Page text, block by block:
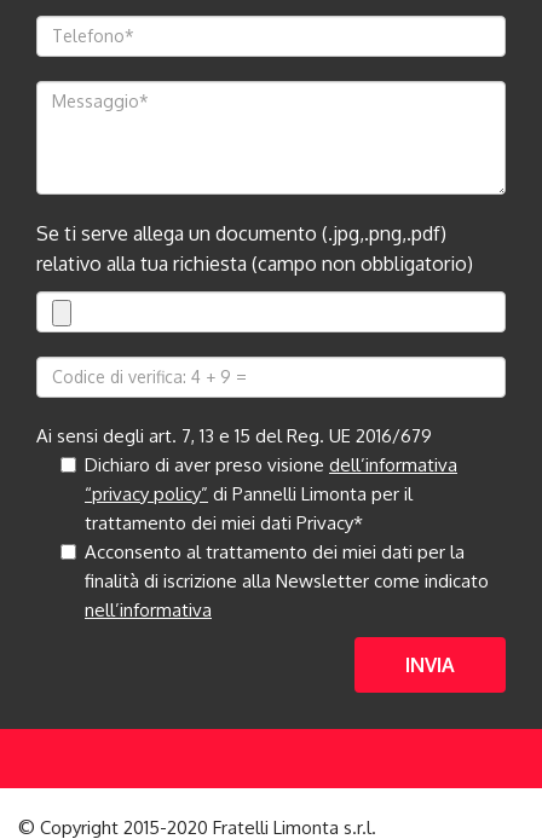
Se ti serve allega un documento (.jpg,.png,.pdf)
relativo alla tua richiesta (campo non obbligatorio)
Ai sensi degli art. 7, 13 e 15 del Reg. UE 2016/679
Dichiaro di aver preso visione dell’informativa
“privacy policy” di Pannelli Limonta per il
trattamento dei miei dati Privacy*
Acconsento al trattamento dei miei dati per la
finalità di iscrizione alla Newsletter come indicato
nell’informativa
INVIA
© Copyright 2015-2020 Fratelli Limonta s.r.l.